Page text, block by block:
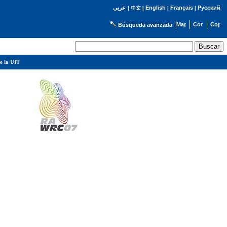
عربي | 中文| English | Français| Русский
Búsqueda avanzada
la UIT